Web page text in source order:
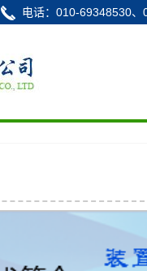
电话：010-69348530